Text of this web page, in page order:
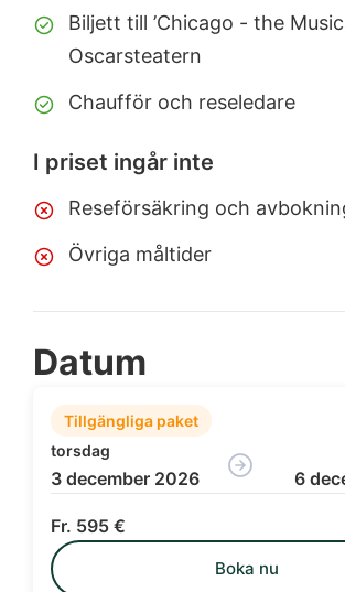
Biljett till ’Chicago - the
Oscarsteatern
Chaufför och reseledare
I priset ingår inte
Reseförsäkring och
Övriga måltider
Datum
Tillgängliga paket
torsdag
3 december 2026 6
595 €
Boka nu